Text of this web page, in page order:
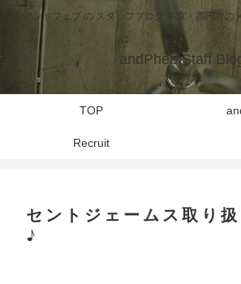
アンドフェブ の スタッフブログ 東京・高円寺の
andPheb Staff
TOP
Recruit
セントジェームス取り
♪